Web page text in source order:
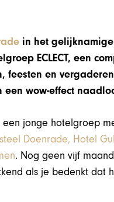
in het
ECLECT, een
feesten en
wow-effect
een jonge hotelgroep
Doenrade, Hotel
. Nog geen vijf
als je bedenkt dat